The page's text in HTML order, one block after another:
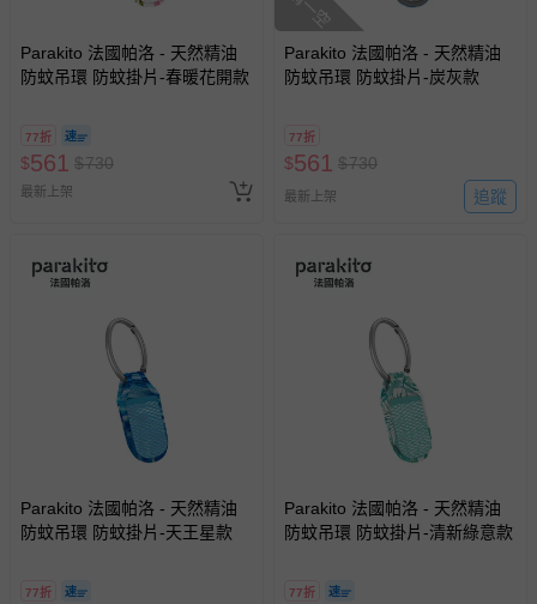
Parakito 法國帕洛 - 天然精油
防蚊吊環 防蚊掛片-春暖花開款
77折
$561 $730
最新上架
Parakito 法國帕洛 - 天然精油
防蚊吊環 防蚊掛片-炭灰款
77折
$561 $730
最新上架 追蹤
Parakito 法國帕洛 - 天然精油
防蚊吊環 防蚊掛片-天王星款
77折
Parakito 法國帕洛 - 天然精油
防蚊吊環 防蚊掛片-清新綠意款
77折